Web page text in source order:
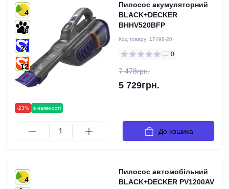
-23% в наявності
4
6
24
12
Пилосос акумуляторний
BLACK+DECKER
BHHV520BFP
Код товару: 17498-20
0
7 478грн.
5 729грн.
До кошика
4
Пилосос автомобільний
BLACK+DECKER PV1200AV